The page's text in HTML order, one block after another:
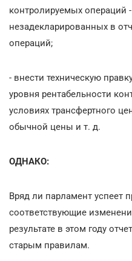
контролируемых операций
незадекларированных в
операций;
- внести техническую
уровня рентабельности
условиях трансфертного
обычной цены и т. д.
ОДНАКО:
Вряд ли парламент успеет
соответствующие
результате в этом году
старым правилам.